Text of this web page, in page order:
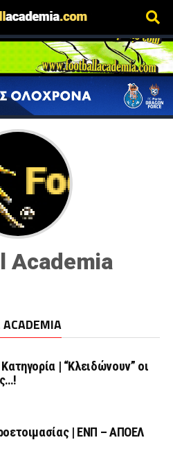
Academia
ACADEMIA
| “Κλειδώνουν” οι
| ΕΝΠ – ΑΠΟΕΛ